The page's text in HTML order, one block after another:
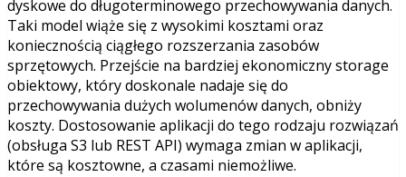
dyskowe do długoterminowego przechowywania danych.
Taki model wiąże się z wysokimi kosztami oraz
koniecznością ciągłego rozszerzania zasobów
sprzętowych. Przejście na bardziej ekonomiczny storage
obiektowy, który doskonale nadaje się do
przechowywania dużych wolumenów danych, obniży
koszty. Dostosowanie aplikacji do tego rodzaju rozwiązań
(obsługa S3 lub REST API) wymaga zmian w aplikacji,
które są kosztowne, a czasami niemożliwe.